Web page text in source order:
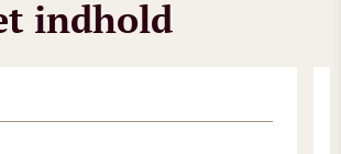
indhold